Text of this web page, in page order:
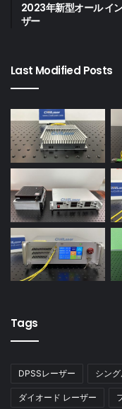
2023年新型オール イ
ザー
Last Modified Posts
Tags
DPSSレーザー シン
ダイオード レーザー